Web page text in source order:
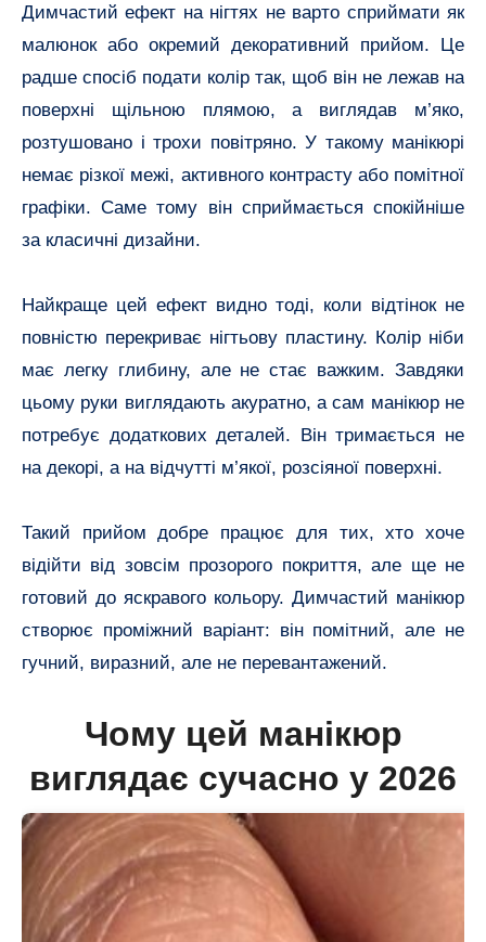
Димчастий ефект на нігтях не варто сприймати як
малюнок або окремий декоративний прийом. Це
радше спосіб подати колір так, щоб він не лежав на
поверхні щільною плямою, а виглядав м’яко,
розтушовано і трохи повітряно. У такому манікюрі
немає різкої межі, активного контрасту або помітної
графіки. Саме тому він сприймається спокійніше
за класичні дизайни.
Найкраще цей ефект видно тоді, коли відтінок не
повністю перекриває нігтьову пластину. Колір ніби
має легку глибину, але не стає важким. Завдяки
цьому руки виглядають акуратно, а сам манікюр не
потребує додаткових деталей. Він тримається не
на декорі, а на відчутті м’якої, розсіяної поверхні.
Такий прийом добре працює для тих, хто хоче
відійти від зовсім прозорого покриття, але ще не
готовий до яскравого кольору. Димчастий манікюр
створює проміжний варіант: він помітний, але не
гучний, виразний, але не перевантажений.
Чому цей манікюр
виглядає сучасно у 2026